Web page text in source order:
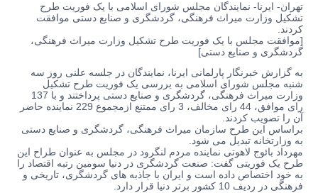
تهران- ایرنا- نمایندگان مجلس شورای اسلامی با یک فوریت طرح
تشکیل وزارت میراث فرهنگی، گردشگری و صنایع دستی موافقت
کردند.
[موافقت مجلس با یک فوریت طرح تشکیل وزارت میراث فرهنگی،
گردشگری و صنایع دستی]
به گزارش خبرنگار پارلمانی ایرنا، نمایندگان در جلسه علنی روز سه
شنبه مجلس شورای اسلامی به بررسی یک فوریت طرح تشکیل
وزارت میراث فرهنگی، گردشگری و صنایع دستی پرداختند و با 137
رای موافق، 44 رای مخالف، 3 رای ممتنع ازمجموع 229 نماینده حاضر
آن را تصویب کردند.
براساس این طرح سازمان میراث فرهنگی، گردشگری و صنایع دستی
به وزارتخانه تبدیل می شود.
مهرداد بائوج لاهوتی نماینده مردم لنگرود در مجلس به عنوان طراح این
طرح یک فوریتی گفت:‌ صنعت گردشگری در دنیا سومین رتبه اقتصاد را
به خود اختصاص داده است و ایران با جاذبه های گردشگری، تاریخی و
فرهنگی در ردیف 10 کشور برتر دنیا قرار دارد.